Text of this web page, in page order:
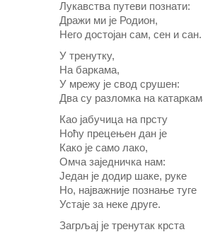
Лукавства путеви познати:
Дражи ми је Родион,
Него достојан сам, сен и сан.
У тренутку,
На баркама,
У мрежу је свод срушен:
Два су разломка на
Као јабучица на прсту
Ноћу прецењен дан је
Како је само лако,
Омча заједничка нам:
Један је додир шаке, руке
Но, најважније познање туге
Устаје за неке друге.
Загрљај је тренутак крста